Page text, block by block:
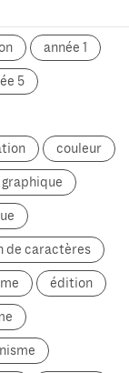
année 1
5
couleur
de caractères
édition